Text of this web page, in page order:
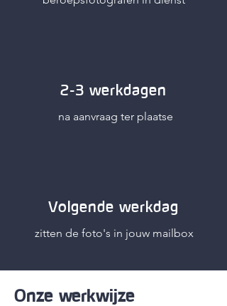
2-3 werkdagen
na aanvraag ter plaatse
Volgende werkdag
zitten de foto's in jouw mailbox
Onze werkwijze